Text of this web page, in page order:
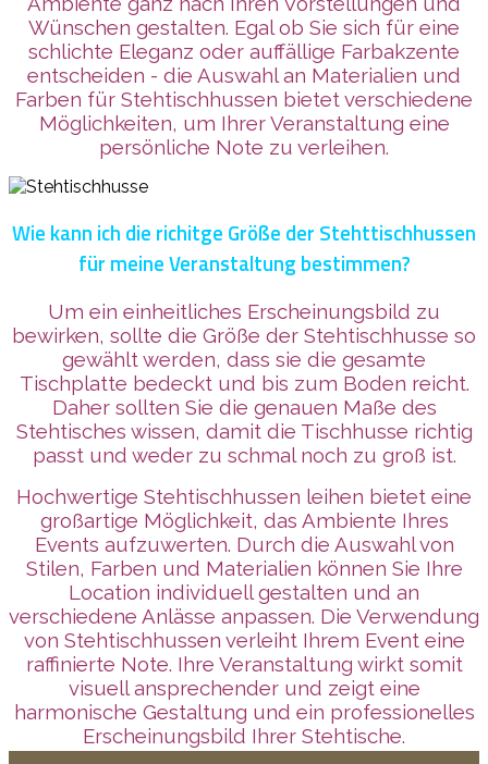
Wünschen gestalten. Egal ob Sie sich für eine
schlichte Eleganz oder auffällige Farbakzente
entscheiden - die Auswahl an Materialien und
Farben für Stehtischhussen bietet verschiedene
Möglichkeiten, um Ihrer Veranstaltung eine
persönliche Note zu verleihen.
Wie kann ich die richitge Größe der Stehttischhussen
für meine Veranstaltung bestimmen?
Um ein einheitliches Erscheinungsbild zu
bewirken, sollte die Größe der Stehtischhusse so
gewählt werden, dass sie die gesamte
Tischplatte bedeckt und bis zum Boden reicht.
Daher sollten Sie die genauen Maße des
Stehtisches wissen, damit die Tischhusse richtig
passt und weder zu schmal noch zu groß ist.
Hochwertige Stehtischhussen leihen bietet eine
großartige Möglichkeit, das Ambiente Ihres
Events aufzuwerten. Durch die Auswahl von
Stilen, Farben und Materialien können Sie Ihre
Location individuell gestalten und an
verschiedene Anlässe anpassen. Die Verwendung
von Stehtischhussen verleiht Ihrem Event eine
raffinierte Note. Ihre Veranstaltung wirkt somit
visuell ansprechender und zeigt eine
harmonische Gestaltung und ein professionelles
Erscheinungsbild Ihrer Stehtische.